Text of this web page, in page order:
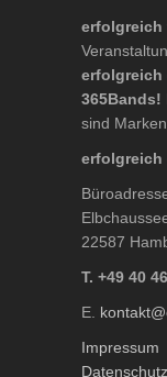
erfolgreich
erfolgreich
365Bands!
sind
erfolgreich
22587
T. +49 40
E.
Impressum